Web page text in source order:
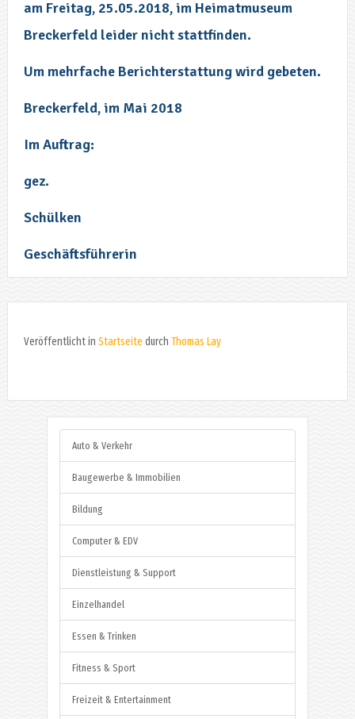
am Freitag, 25.05.2018, im Heimatmuseum
Breckerfeld leider nicht stattfinden.
Um mehrfache Berichterstattung wird gebeten.
Breckerfeld, im Mai 2018
Im Auftrag:
gez.
Schülken
Geschäftsführerin
Veröffentlicht in Startseite durch Thomas Lay
Auto & Verkehr
Baugewerbe & Immobilien
Bildung
Computer & EDV
Dienstleistung & Support
Einzelhandel
Essen & Trinken
Fitness & Sport
Freizeit & Entertainment